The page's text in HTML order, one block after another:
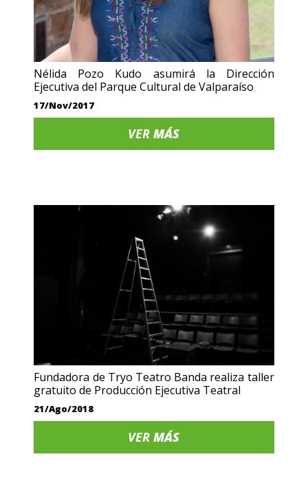
Nélida Pozo Kudo asumirá la Dirección
Ejecutiva del Parque Cultural de Valparaíso
17/Nov/2017
VERMÁS
Fundadora de Tryo Teatro Banda realiza taller
gratuito de Producción Ejecutiva Teatral
21/Ago/2018
VERMÁS